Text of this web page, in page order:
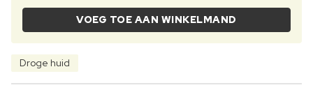
VOEG TOE AAN WINKELMAND
Droge huid